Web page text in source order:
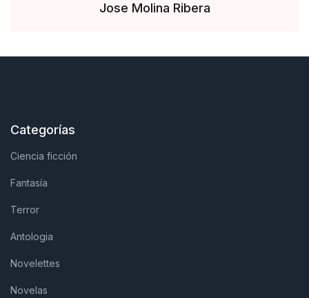
Jose Molina Ribera
Categorías
Ciencia ficción
Fantasía
Terror
Antologia
Novelettes
Novelas